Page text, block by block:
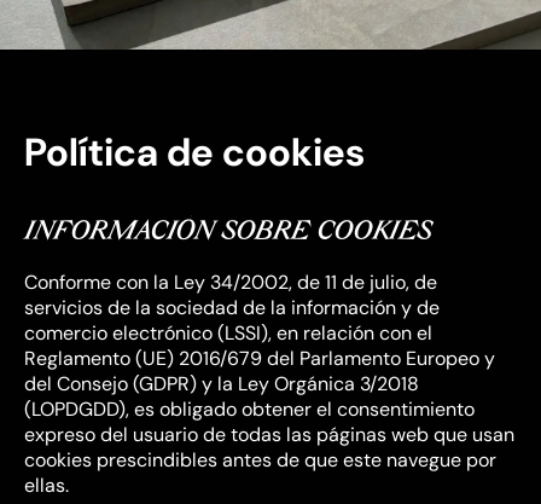
Política de cookies
INFORMACIÓN SOBRE COOKIES
Conforme con la Ley 34/2002, de 11 de julio, de
servicios de la sociedad de la información y de
comercio electrónico (LSSI), en relación con el
Reglamento (UE) 2016/679 del Parlamento Europeo y
del Consejo (GDPR) y la Ley Orgánica 3/2018
(LOPDGDD), es obligado obtener el consentimiento
expreso del usuario de todas las páginas web que usan
cookies prescindibles antes de que este navegue por
ellas.